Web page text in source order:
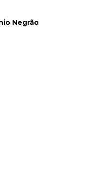
Negrão